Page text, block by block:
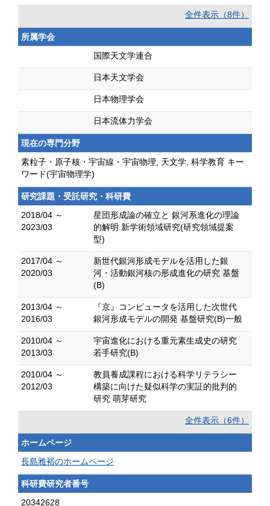
全件表示（8件）
所属学会
国際天文学連合
日本天文学会
日本物理学会
日本流体力学会
現在の専門分野
素粒子・原子核・宇宙線・宇宙物理, 天文学, 科学教育 キー
ワード(宇宙物理学)
研究課題・受託研究・科研費
2018/04 ～
2023/03
星団形成論の確立と 銀河系進化の理論
的解明 新学術領域研究(研究領域提案
型)
2017/04 ～
2020/03
新世代銀河形成モデルを活用した銀
河・活動銀河核の形成進化の研究 基盤
(B)
2013/04 ～
2016/03
『京』コンピュータを活用した次世代
銀河形成モデルの開発 基盤研究(B)一般
2010/04 ～
2013/03
宇宙進化における重元素生成史の研究
若手研究(B)
2010/04 ～
2012/03
教員養成課程における科学リテラシー
構築に向けた疑似科学の実証的批判的
研究 萌芽研究
全件表示（6件）
ホームページ
長島雅裕のホームページ
科研費研究者番号
20342628